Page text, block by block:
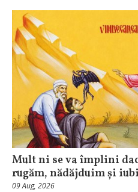
Mult ni se va împlini
rugăm, nădăjduim și
09 Aug, 2026